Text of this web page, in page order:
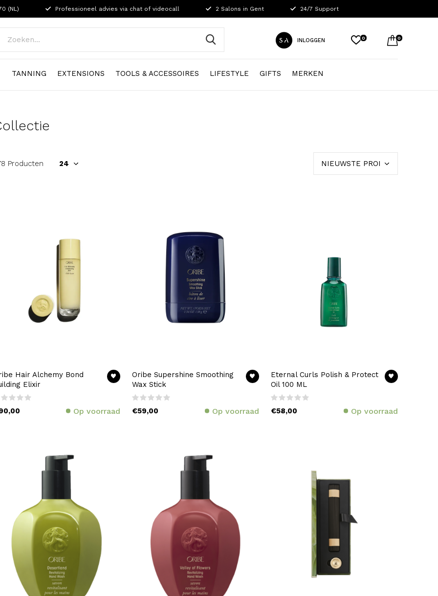
TANNING EXTENSIONS TOOLS & ACCESSOIRES LIFESTYLE GIFTS MERKEN
INLOGGEN 0 0
(NL) Professioneel advies via chat of videocall 2 Salons in Gent 24/7 Support
Producten
Hair Alchemy Bond
Elixir
Op voorraad
Oribe Supershine Smoothing
Wax Stick
€59,00 Op voorraad
Eternal Curls Polish & Protect
Oil 100 ML
€58,00 Op voorraad